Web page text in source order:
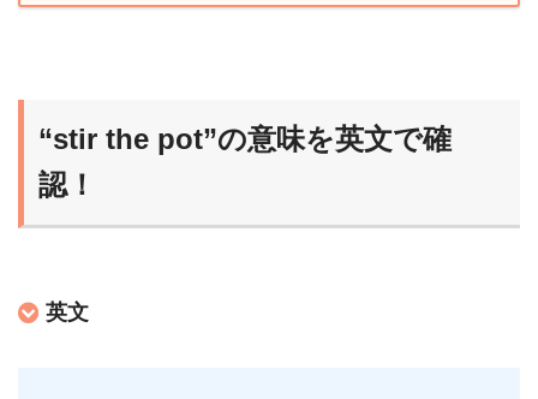
“stir the pot”の意味を英文で確
認！
英文